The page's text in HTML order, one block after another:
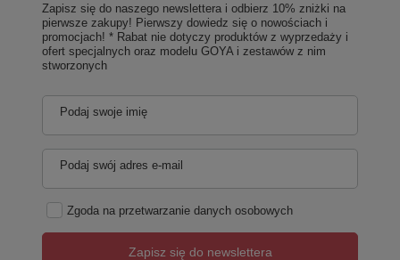
Zapisz się do naszego newslettera i odbierz 10% zniżki na
pierwsze zakupy! Pierwszy dowiedz się o nowościach i
promocjach! * Rabat nie dotyczy produktów z wyprzedaży i
ofert specjalnych oraz modelu GOYA i zestawów z nim
stworzonych
Podaj swoje imię
Podaj swój adres e-mail
Zgoda na przetwarzanie danych osobowych
Zapisz się do newslettera